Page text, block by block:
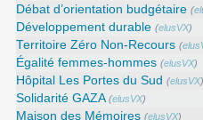
Débat d’orientation budgétaire (
Développement durable (elusVX)
Territoire Zéro Non-Recours (
Égalité femmes-hommes (elusVX)
Hôpital Les Portes du Sud (elusVX)
Solidarité GAZA (elusVX)
Maison des Mémoires (elusVX)